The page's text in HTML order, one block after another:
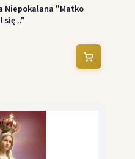
Niepokalana "Matko
się .."